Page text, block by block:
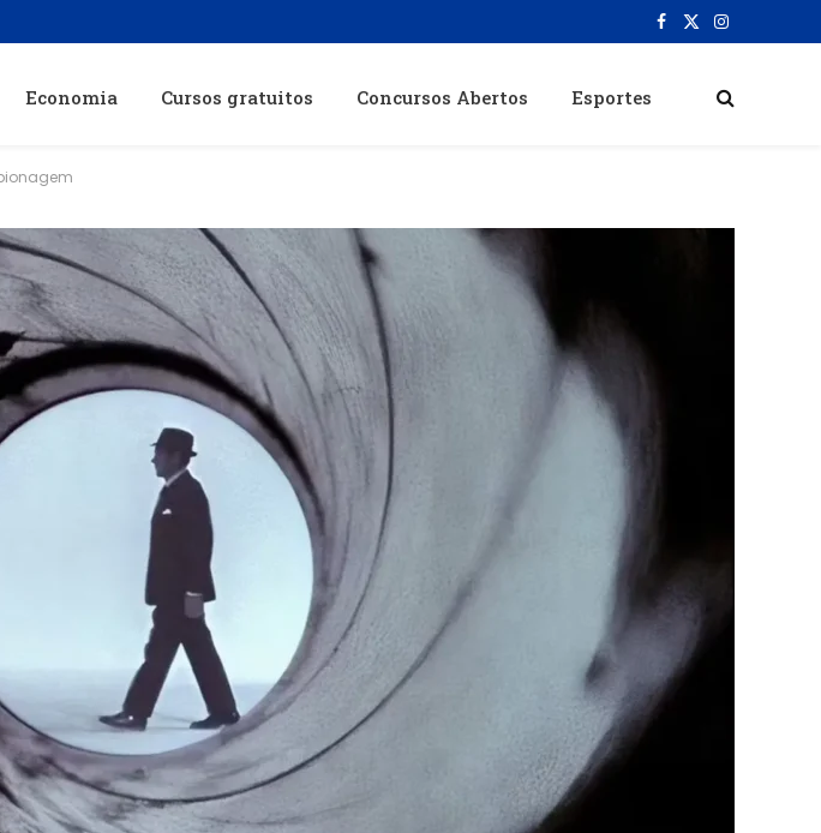
Facebook
X
Instagram
Economia Cursos gratuitos Concursos Abertos Esportes